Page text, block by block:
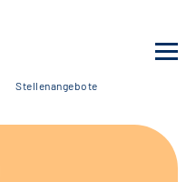
Stellenangebote